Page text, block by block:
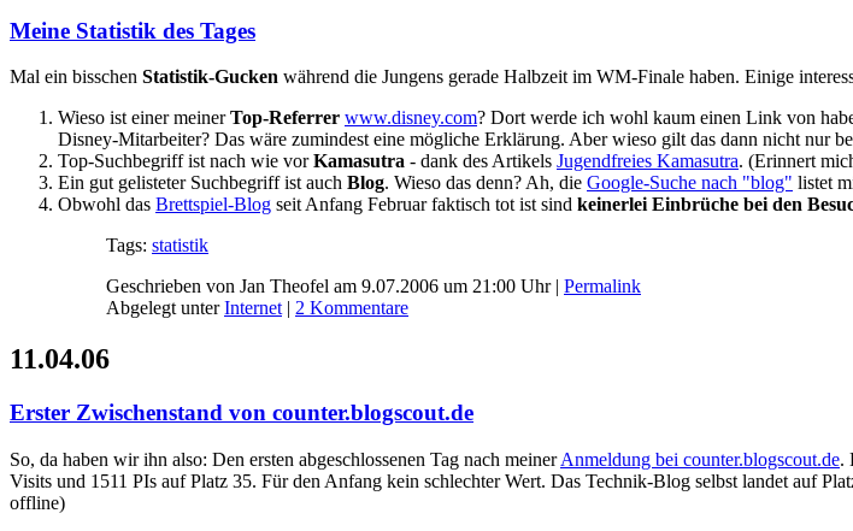
Meine Statistik des Tages
Mal ein bisschen Statistik-Gucken während die Jungens gerade Halbzeit im WM-Finale haben. Einige
Wieso ist einer meinerTop-Referrer www.disney.com? Dort werde ich wohl kaum einen Link von
Disney-Mitarbeiter? Das wäre zumindest eine mögliche Erklärung. Aber wieso gilt das dann nicht nur
Top-Suchbegriff ist nach wie vorKamasutra - dank des Artikels Jugendfreies Kamasutra. (Erinnert
Ein gut gelisteter Suchbegriff ist auch Blog. Wieso das denn? Ah, die Google-Suche nach "blog" listet
Obwohl das Brettspiel-Blog seit Anfang Februar faktisch tot ist sind keinerlei Einbrüche bei den
Tags: statistik
Geschrieben von Jan Theofel am 9.07.2006 um 21:00 Uhr | Permalink
Abgelegt unterInternet | 2 Kommentare
11.04.06
Erster Zwischenstand von counter.blogscout.de
So, da haben wir ihn also: Den ersten abgeschlossenen Tag nach meinerAnmeldung bei counter.blogscout.de.
Visits und 1511 PIs auf Platz 35. Für den Anfang kein schlechter Wert. Das Technik-Blog selbst landet auf
offline)